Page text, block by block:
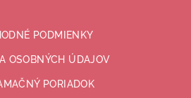
PODMIENKY
OSOBNÝCH ÚDAJOV
PORIADOK